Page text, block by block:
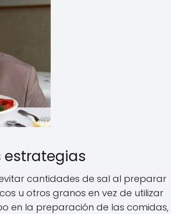
estrategias
cantidades de sal al preparar
u otros granos en vez de utilizar
en la preparación de las comidas,